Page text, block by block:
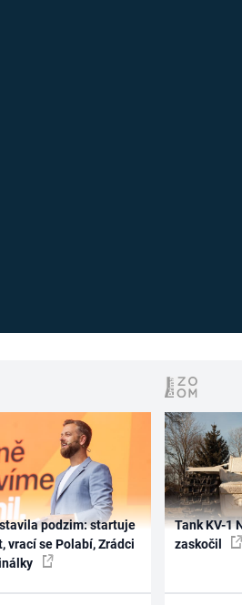
podzim: startuje
vrací se Polabí, Zrádci
Tank KV-1
zaskočil